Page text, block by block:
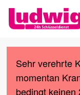
Skip
content
Sehr verehrte
momentan
bedingt keinen